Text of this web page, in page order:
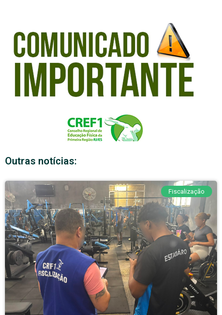
Outras notícias:
Fiscalização